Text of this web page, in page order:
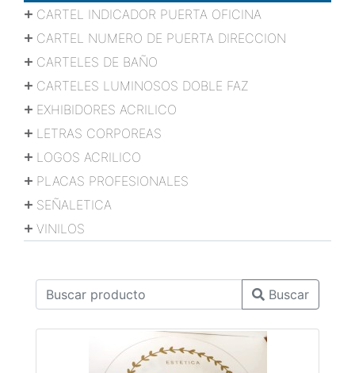
CARTEL INDICADOR PUERTA OFICINA
CARTEL NUMERO DE PUERTA DIRECCION
CARTELES DE BAÑO
CARTELES LUMINOSOS DOBLE FAZ
EXHIBIDORES ACRILICO
LETRAS CORPOREAS
LOGOS ACRILICO
PLACAS PROFESIONALES
SEÑALETICA
VINILOS
Buscar